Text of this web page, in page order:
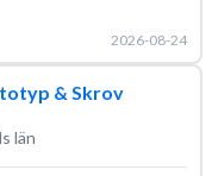
2026-08-24
& Skrov
län